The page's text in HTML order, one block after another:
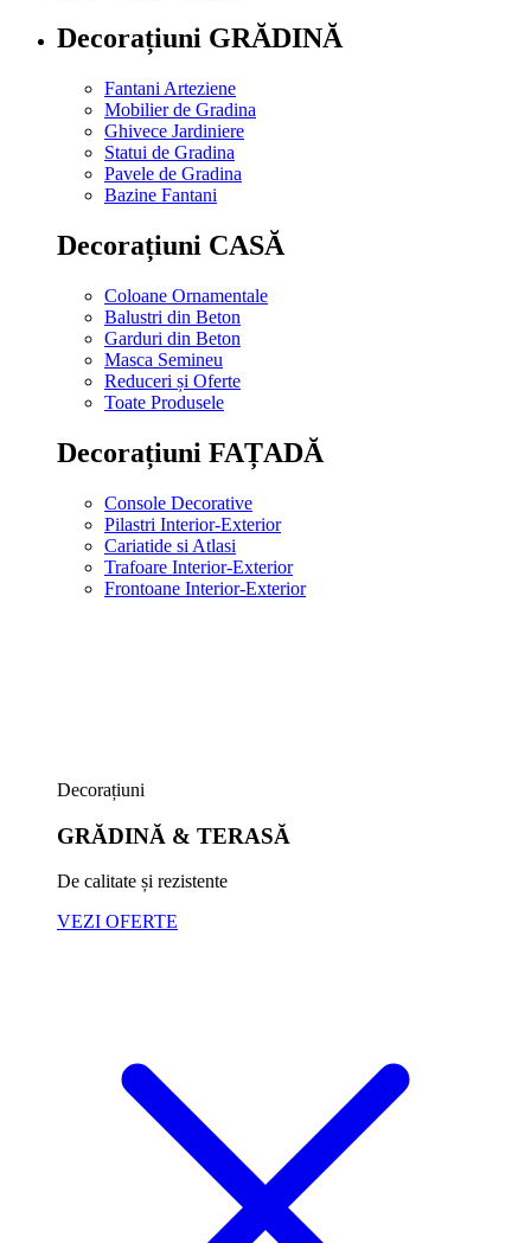
Decorațiuni GRĂDINĂ
Fantani Arteziene
Mobilier de Gradina
Ghivece Jardiniere
Statui de Gradina
Pavele de Gradina
Bazine Fantani
Decorațiuni CASĂ
Coloane Ornamentale
Balustri din Beton
Garduri din Beton
Masca Semineu
Reduceri și Oferte
Toate Produsele
Decorațiuni FAȚADĂ
Console Decorative
Pilastri Interior-Exterior
Cariatide si Atlasi
Trafoare Interior-Exterior
Frontoane Interior-Exterior
Decorațiuni
GRĂDINĂ & TERASĂ
De calitate și rezistente
VEZI OFERTE